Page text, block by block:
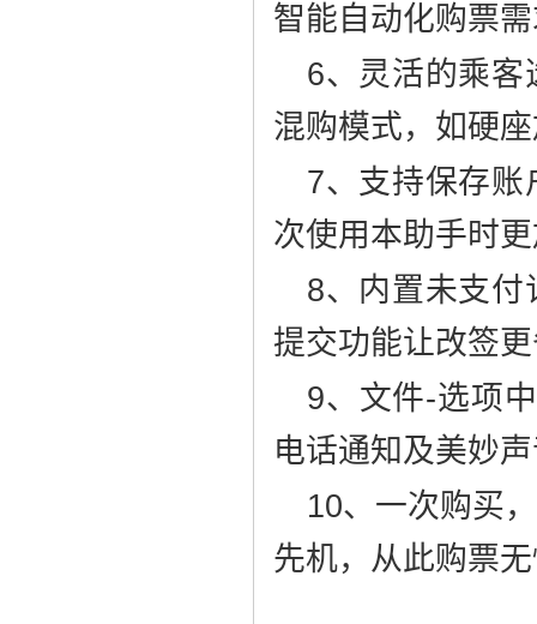
智能自动化购票
6、灵活的乘客
混购模式，如硬
7、支持保存账
次使用本助手时
8、内置未支付
提交功能让改签
9、文件-选项
电话通知及美妙
10、一次购买
先机，从此购票